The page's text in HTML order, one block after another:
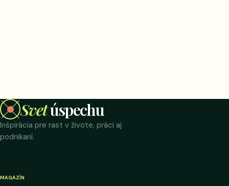
Svetúspechu
Inšpirácia pre rast v živote, práci aj
podnikaní.
MAGAZÍN